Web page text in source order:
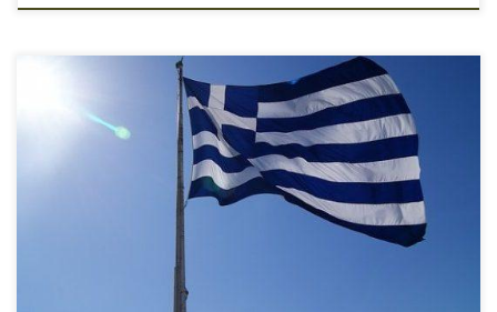
Grecja jest najnowszym państwem Europy, które zalegalizowało
marihuanę do celów medycznych i terapeutycznych. Premier
Alexis Tsipras poinformował przed kilkunastoma dniami na
konferencji prasowej, że niedługo będzie możliwym nabycie
cannabisu jako leku na receptę. Duża liczba chorób, jak bóle
przewlekłe, spazmy mięśniowe, epilepsja czy nowotwór mogą
być leczone właśnie za pomocą […]